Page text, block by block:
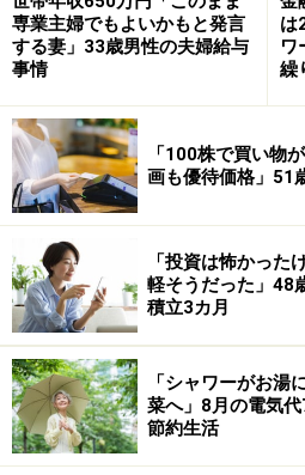
用など突発的支出に備えている
年金生活においては「夫婦2
止、運動のため買い出しは毎日
基本。外食に比べて食材は質
意識しているとあります。
「問題は働けなくなっ
現役時代にもっとこうしてお
か、との問いには「35歳で転
家庭のような淋しい思いをさ
人間でしたが子どもたちと旅行
かった」と振り返ります。
専業主婦でもよいかもと発言
する妻」33歳男性の夫婦給与
事情
は
ワ
繰
「100株で買い物
画も優待価格」51
「投資は怖かっ
軽そうだった」48
積立3カ月
「シャワーがお湯
菜へ」8月の電気
節約生活